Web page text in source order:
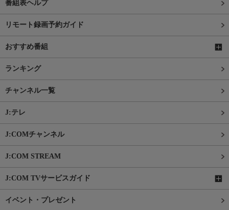
番組表ヘルプ
リモート録画予約ガイド
おすすめ番組
ランキング
チャンネル一覧
J:テレ
J:COMチャンネル
J:COM STREAM
J:COM TVサービスガイド
イベント・プレゼント